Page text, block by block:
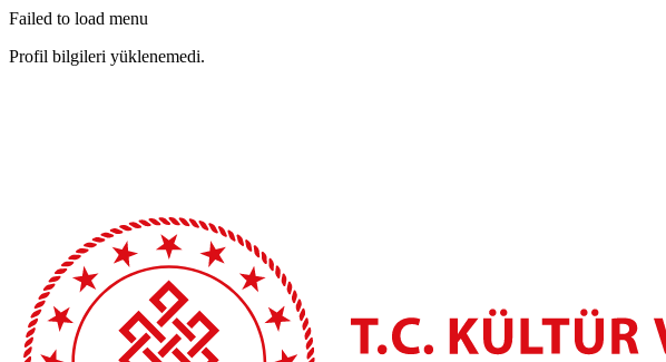
Failed to load menu
Profil bilgileri yüklenemedi.